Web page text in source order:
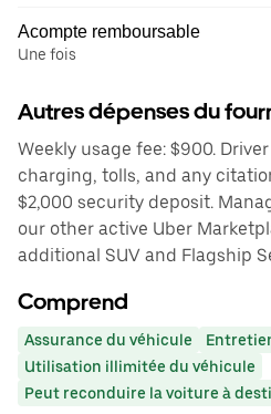
Acompte remboursable
Une fois
Autres dépenses du
Weekly usage fee: $900.
charging, tolls, and any
$2,000 security deposit.
our other active Uber
additional SUV and Flagship
Comprend
Assurance du véhicule
Utilisation illimitée du véhicule
Peut reconduire la voiture à